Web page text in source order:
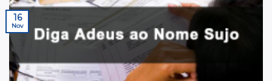
16
Nov